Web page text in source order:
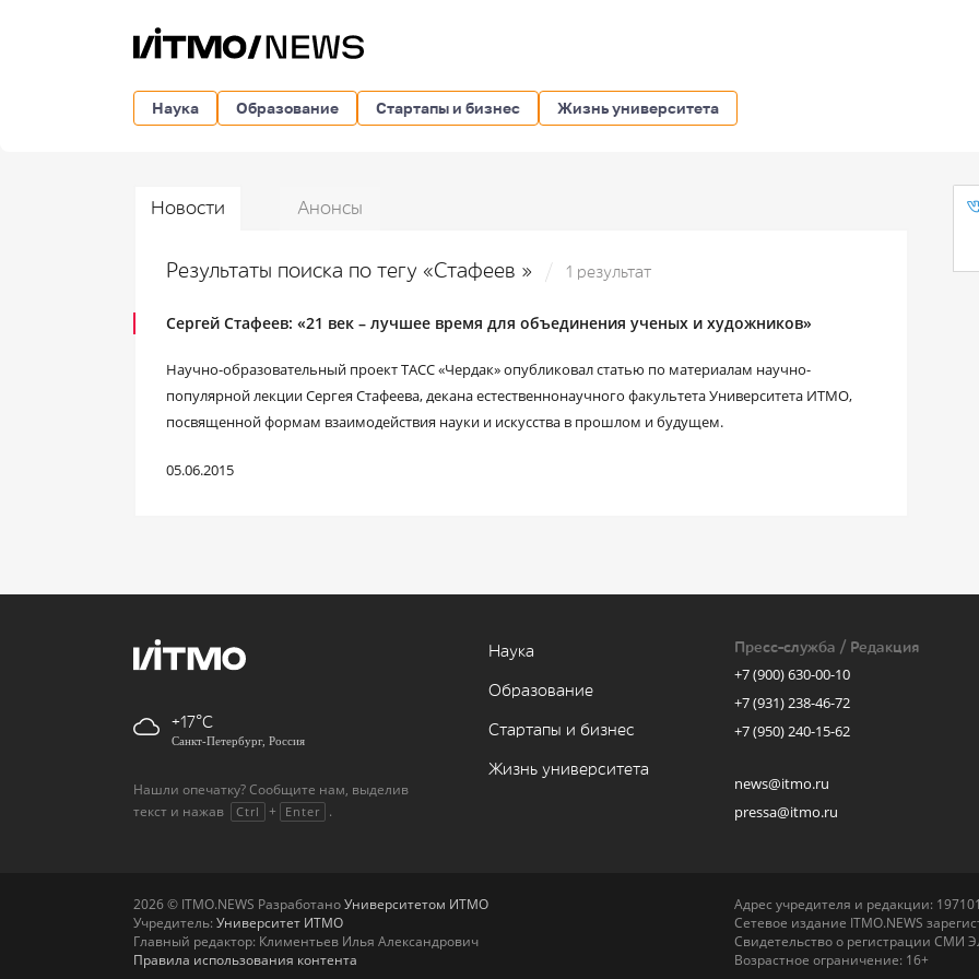
Наука Образование Стартапы и бизнес Жизнь университета
Новости Анонсы
Результаты поиска по тегу «Стафеев » 1 результат
Сергей Стафеев: «21 век – лучшее время для объединения ученых и художников»
Научно-образовательный проект ТАСС «Чердак» опубликовал статью по материалам научно-
популярной лекции Сергея Стафеева, декана естественнонаучного факультета Университета ИТМО,
посвященной формам взаимодействия науки и искусства в прошлом и будущем.
05.06.2015
+17
Санкт-Петербург, Россия
Нашли опечатку? Сообщите нам, выделив
текст и нажав
Ctrl + Enter .
Наука
Образование
Стартапы и бизнес
Жизнь университета
Пресс-служба / Редакция
+7 (900) 630-00-10
+7 (931) 238-46-72
+7 (950) 240-15-62
news@itmo.ru
pressa@itmo.ru
2026 © ITMO.NEWS РазработаноУниверситетом ИТМО
Учредитель: Университет ИТМО
Главный редактор: Климентьев Илья Александрович
Правила использования контента
Адрес учредителя и редакции:
Сетевое издание ITMO.NEWS
Свидетельство о регистрации СМИ
Возрастное ограничение: 16+